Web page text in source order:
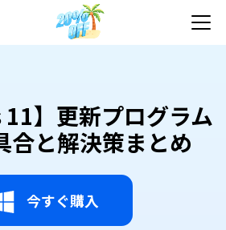
11】更新プログラム
合と解決策まとめ
今すぐ購入